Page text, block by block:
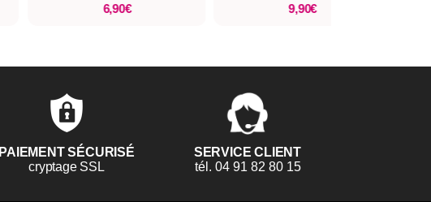
6,90€ 9,90€
PAIEMENT SÉCURISÉ
cryptage SSL
SERVICE CLIENT
tél. 04 91 82 80 15